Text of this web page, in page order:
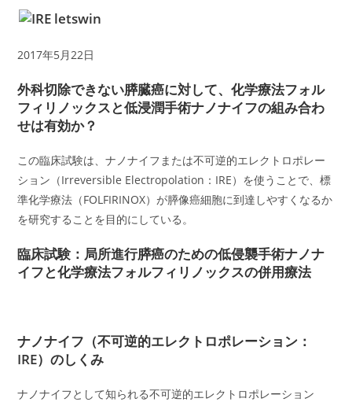
2017年5月22日
外科切除できない膵臓癌に対して、化学療法フォル
フィリノックスと低浸潤手術ナノナイフの組み合わ
せは有効か？
この臨床試験は、ナノナイフまたは不可逆的エレクトロポレー
ション（Irreversible Electropolation：IRE）を使うことで、標
準化学療法（FOLFIRINOX）が膵像癌細胞に到達しやすくなるか
を研究することを目的にしている。
臨床試験：局所進行膵癌のための低侵襲手術ナノナ
イフと化学療法フォルフィリノックスの併用療法
ナノナイフ（不可逆的エレクトロポレーション：
IRE）のしくみ
ナノナイフとして知られる不可逆的エレクトロポレーション